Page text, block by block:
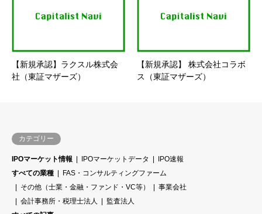
【新規承認】ラクスル株式会
社（東証マザーズ）
【新規承認】 株式会社コラボ
ス（東証マザーズ）
カテゴリー
IPOマーケット情報 IPOマーケットデータ
IPO速報
すべての業種
FAS・コンサルティングファーム
その他（士業・金融・ファンド・VC等）
事業会社
会計事務所・税理士法人
監査法人